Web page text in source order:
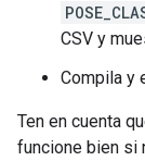
CSV y
Compila y
Ten en cuenta
funcione bien si